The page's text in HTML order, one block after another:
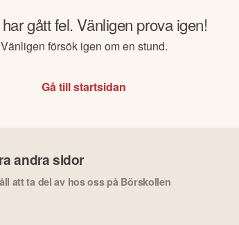
gått fel. Vänligen prova igen!
Vänligen försök igen om en stund.
Gå till startsidan
andra sidor
att ta del av hos oss på Börskollen